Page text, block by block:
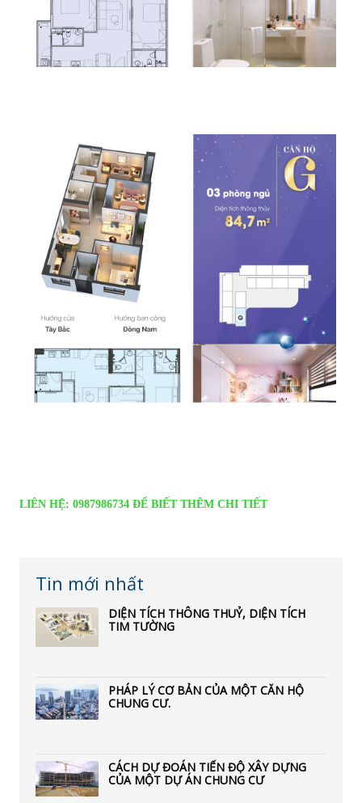
LIÊN HỆ: 0987986734 ĐỂ BIẾT THÊM CHI TIẾT
Tin mới nhất
DIỆN TÍCH THÔNG THUỶ, DIỆN TÍCH
TIM TƯỜNG
PHÁP LÝ CƠ BẢN CỦA MỘT CĂN HỘ
CHUNG CƯ.
CÁCH DỰ ĐOÁN TIẾN ĐỘ XÂY DỰNG
CỦA MỘT DỰ ÁN CHUNG CƯ